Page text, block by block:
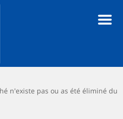
Menu
n'existe pas ou as été éliminé du